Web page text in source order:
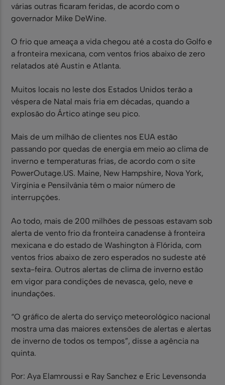
várias outras ficaram feridas, de acordo com o
governador Mike DeWine.
O frio que ameaça a vida chegou até a costa do Golfo e
a fronteira mexicana, com ventos frios abaixo de zero
relatados até Austin e Atlanta.
Muitos locais no leste dos Estados Unidos terão a
véspera de Natal mais fria em décadas, quando a
explosão do Ártico atinge seu pico.
Mais de um milhão de clientes nos EUA estão
passando por quedas de energia em meio ao clima de
inverno e temperaturas frias, de acordo com o site
PowerOutage.US. Maine, New Hampshire, Nova York,
Virgínia e Pensilvânia têm o maior número de
interrupções.
Ao todo, mais de 200 milhões de pessoas estavam sob
alerta de vento frio da fronteira canadense à fronteira
mexicana e do estado de Washington à Flórida, com
ventos frios abaixo de zero esperados no sudeste até
sexta-feira. Outros alertas de clima de inverno estão
em vigor para condições de nevasca, gelo, neve e
inundações.
“O gráfico de alerta do serviço meteorológico nacional
mostra uma das maiores extensões de alertas e alertas
de inverno de todos os tempos”, disse a agência na
quinta.
Por: Aya Elamroussi e Ray Sanchez e Eric Levensonda